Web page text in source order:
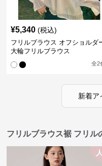
¥5,340 (税込)
フリルブラウス オフショルダ
大輪フリルブラウス
全2
新着ア
フリルブラウス裾 フリル